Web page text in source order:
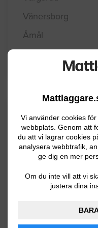
Vi använder cookies
webbplats. Genom att
du att vi lagrar cookies
analysera webbtrafik,
ge dig en mer
Om du inte vill att vi
justera dina
Vänersborg
Åmål
Mariestad
Kommunen har
börjar i Sjötorp,
Näringslivet i